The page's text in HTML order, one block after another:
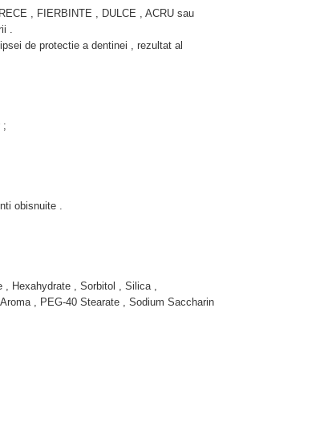
, FIERBINTE , DULCE , ACRU sau
.
de protectie a dentinei , rezultat al
;
obisnuite .
, Hexahydrate , Sorbitol , Silica ,
, PEG-40 Stearate , Sodium Saccharin